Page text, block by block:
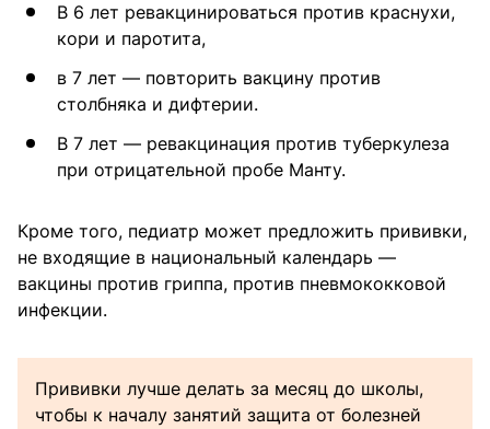
В 6 лет ревакцинироваться против краснухи,
кори и паротита,
в 7 лет — повторить вакцину против
столбняка и дифтерии.
В 7 лет — ревакцинация против туберкулеза
при отрицательной пробе Манту.
Кроме того, педиатр может предложить прививки,
не входящие в национальный календарь —
вакцины против гриппа, против пневмококковой
инфекции.
Прививки лучше делать за месяц до школы,
чтобы к началу занятий защита от болезней